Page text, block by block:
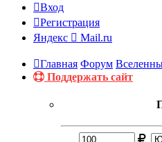
Вход
Регистрация
Яндекс
Mail.ru
Главная Форум
Поддержать сайт